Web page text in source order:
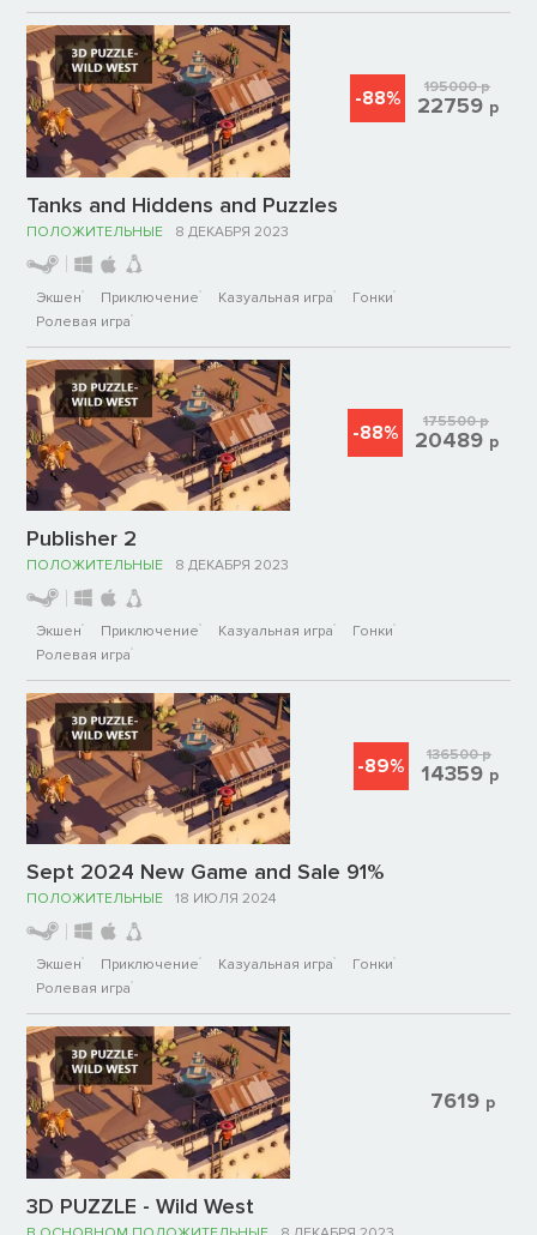
Tanks and Hiddens and Puzzles
ПОЛОЖИТЕЛЬНЫЕ 8 ДЕКАБРЯ 2023
Экшен Приключение Казуальная игра
Гонки
Ролевая игра
-88% 195000р
22759 р
Publisher 2
ПОЛОЖИТЕЛЬНЫЕ 8 ДЕКАБРЯ 2023
Экшен Приключение Казуальная игра
Гонки
Ролевая игра
-88% 175500р
20489 р
Sept 2024 New Game and Sale 91%
ПОЛОЖИТЕЛЬНЫЕ 18 ИЮЛЯ 2024
Экшен Приключение Казуальная игра
Гонки
Ролевая игра
-89% 136500р
14359 р
3D PUZZLE - Wild West
7619 р